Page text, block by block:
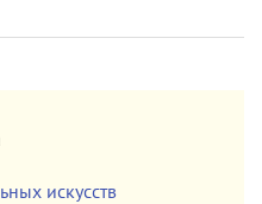
искусств